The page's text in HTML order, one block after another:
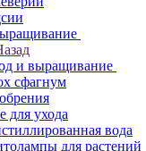
и выращивание
сфагнум
для ухода
вода
для растений